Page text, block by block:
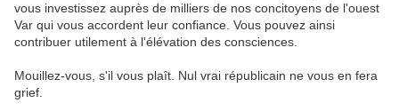
vous investissez auprès de milliers de nos concitoyens de l'ouest
Var qui vous accordent leur confiance. Vous pouvez ainsi
contribuer utilement à l'élévation des consciences.
Mouillez-vous, s'il vous plaît. Nul vrai républicain ne vous en fera
grief.